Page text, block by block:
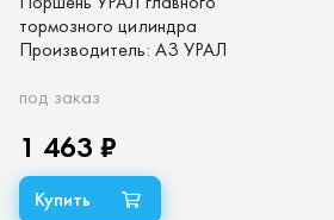
тормозного цилиндра
Производитель: АЗ УРАЛ
под заказ
1 463 ₽